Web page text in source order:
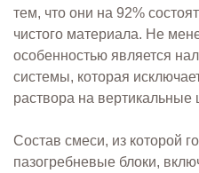
тем, что они на 92%
чистого материала. Не
особенностью является
системы, которая
раствора на
Состав смеси, из которой
пазогребневые блоки,